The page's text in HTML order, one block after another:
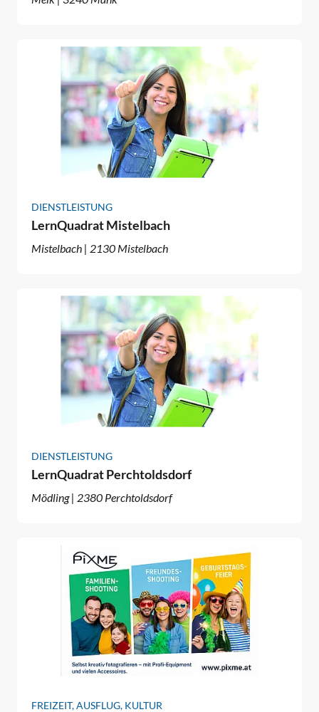
DIENSTLEISTUNG
LernQuadrat Mistelbach
Mistelbach | 2130 Mistelbach
DIENSTLEISTUNG
LernQuadrat Perchtoldsdorf
Mödling | 2380 Perchtoldsdorf
FREIZEIT, AUSFLUG, KULTUR